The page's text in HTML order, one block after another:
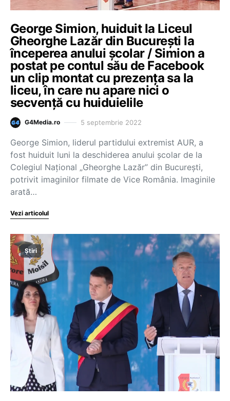
George Simion, huiduit la Liceul
Gheorghe Lazăr din București la
începerea anului școlar / Simion a
postat pe contul său de Facebook
un clip montat cu prezența sa la
liceu, în care nu apare nici o
secvență cu huiduielile
G4Media.ro 5 septembrie 2022
George Simion, liderul partidului extremist AUR, a
fost huiduit luni la deschiderea anului școlar de la
Colegiul Național „Gheorghe Lazăr” din București,
potrivit imaginilor filmate de Vice România. Imaginile
arată…
Vezi articolul
Știri